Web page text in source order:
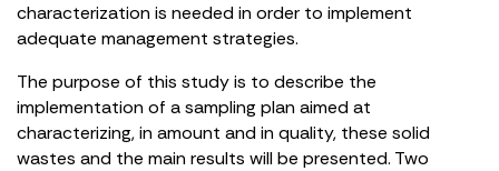
characterization is needed in order to implement
adequate management strategies.
The purpose of this study is to describe the
implementation of a sampling plan aimed at
characterizing, in amount and in quality, these solid
wastes and the main results will be presented. Two